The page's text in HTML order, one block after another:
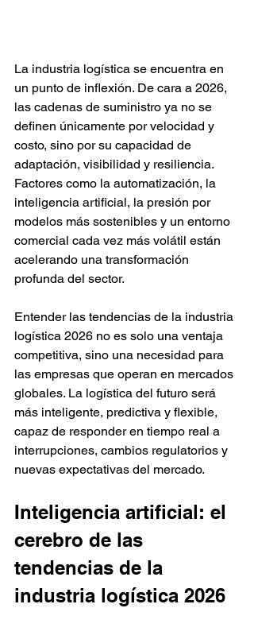
La industria logística se encuentra en
un punto de inflexión. De cara a 2026,
las cadenas de suministro ya no se
definen únicamente por velocidad y
costo, sino por su capacidad de
adaptación, visibilidad y resiliencia.
Factores como la automatización, la
inteligencia artificial, la presión por
modelos más sostenibles y un entorno
comercial cada vez más volátil están
acelerando una transformación
profunda del sector.
Entender las tendencias de la industria
logística 2026 no es solo una ventaja
competitiva, sino una necesidad para
las empresas que operan en mercados
globales. La logística del futuro será
más inteligente, predictiva y flexible,
capaz de responder en tiempo real a
interrupciones, cambios regulatorios y
nuevas expectativas del mercado.
Inteligencia artificial: el
cerebro de las
tendencias de la
industria logística 2026